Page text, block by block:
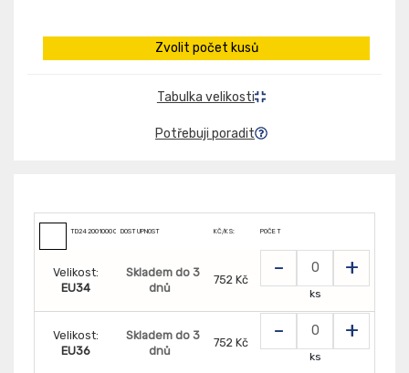
Zvolit počet kusů
Tabulka velikosti
Potřebuji poradit
TD2420010000000DOSTUPNOST KČ/KS: POČET
Velikost:
EU34
Skladem do 3
dnů
752 Kč - +
ks
Velikost:
EU36
Skladem do 3
dnů
752 Kč - +
ks